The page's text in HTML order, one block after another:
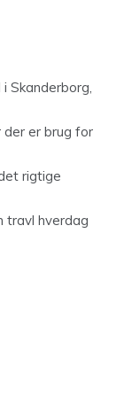
Skanderborg,
er brug for
rigtige
travl hverdag